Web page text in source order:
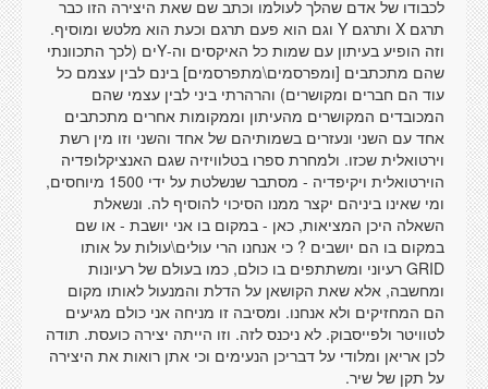
לכבודו של אדם שהלך לעולמו וכתב שם שאת היצירה הזו כבר
תרגם X ותרגם Y וגם הוא פעם תרגם וכעת הוא מלטש ומוסיף.
וזה הופיע בעיתון עם שמות כל האיקסים וה-Yים (לכך התכוונתי
שהם מתכתבים [ומפרסמים\מתפרסמים] בינם לבין עצמם כל
עוד הם חברים ומקושרים) והרהרתי ביני לבין עצמי שהם
המכובדים המקושרים מהעיתון וממקומות אחרים מתכתבים
אחד עם השני ונעזרים בשמותיהם של אחד והשני וזו מין רשת
וירטואלית שכזו. ולמחרת ספרו בטלוויזיה שגם האנציקלופדיה
הוירטואלית ויקיפדיה - מסתבר שנשלטת על ידי 1500 מיוחסים,
ומי שאינו ביניהם יקצר ממנו הסיכוי להוסיף לה. ונשאלת
השאלה היכן המציאות, כאן - במקום בו אני יושבת - או שם
במקום בו הם יושבים ? כי אנחנו הרי עולים\עולות על אותו
GRID רעיוני ומשתתפים בו כולם, כמו בעולם של רעיונות
ומחשבה, אלא שאת הקושאן על הדלת והמנעול לאותו מקום
הם המחזיקים ולא אנחנו. ומסיבה זו מניחה אני כולם מגיעים
לטוויטר ולפייסבוק. לא ניכנס לזה. וזו הייתה יצירה כועסת. תודה
לכן אריאן ומלודי על דבריכן הנעימים וכי אתן רואות את היצירה
על תקן של שיר.